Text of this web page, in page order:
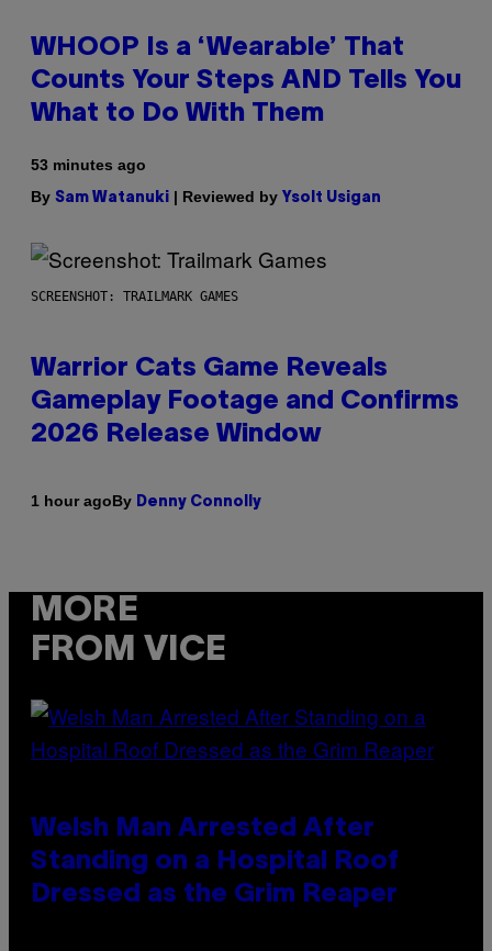
WHOOP Is a ‘Wearable’ That
Counts Your Steps AND Tells You
What to Do With Them
53 minutes ago
By Sam Watanuki | Reviewed by Ysolt Usigan
SCREENSHOT: TRAILMARK GAMES
Warrior Cats Game Reveals
Gameplay Footage and Confirms
2026 Release Window
1 hour agoBy Denny Connolly
MORE
FROM VICE
Welsh Man Arrested After
Standing on a Hospital Roof
Dressed as the Grim Reaper